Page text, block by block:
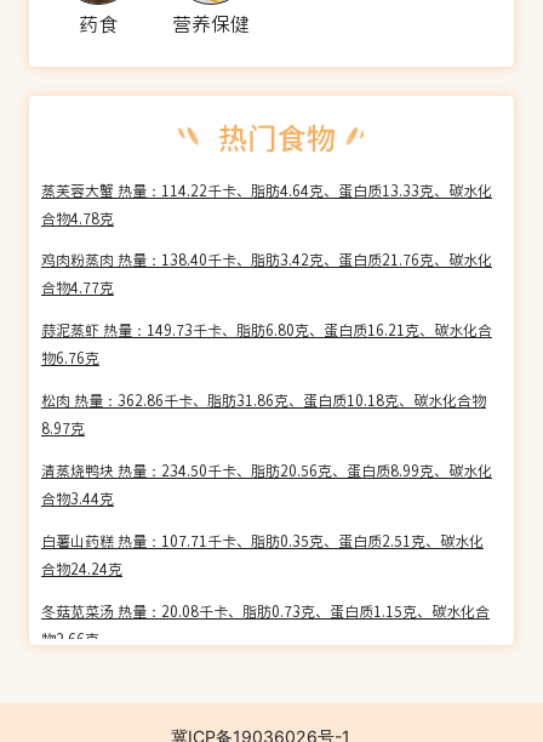
药食 营养保健
蒸芙蓉大蟹 热量：114.22千卡、脂肪4.64克、蛋白质13.33克、碳水化
合物4.78克
鸡肉粉蒸肉 热量：138.40千卡、脂肪3.42克、蛋白质21.76克、碳水化
合物4.77克
蒜泥蒸虾 热量：149.73千卡、脂肪6.80克、蛋白质16.21克、碳水化合
物6.76克
松肉 热量：362.86千卡、脂肪31.86克、蛋白质10.18克、碳水化合物
8.97克
清蒸烧鸭块 热量：234.50千卡、脂肪20.56克、蛋白质8.99克、碳水化
合物3.44克
白薯山药糕 热量：107.71千卡、脂肪0.35克、蛋白质2.51克、碳水化
合物24.24克
冬菇苋菜汤 热量：20.08千卡、脂肪0.73克、蛋白质1.15克、碳水化合
物2.66克
合物25.54克
冀ICP备19036026号-1